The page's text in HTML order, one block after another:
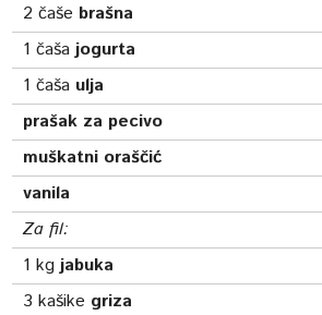
2 čaše brašna
1 čašajogurta
1 čaša ulja
prašak za pecivo
muškatni oraščić
vanila
Za fil:
1 kgjabuka
3 kašike griza